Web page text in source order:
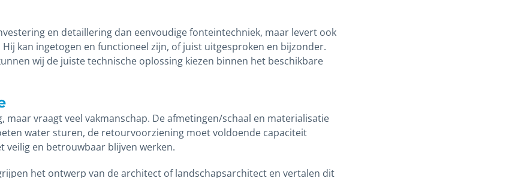
en detaillering dan eenvoudige fonteintechniek, maar levert ook
kan ingetogen en functioneel zijn, of juist uitgesproken en bijzonder.
wij de juiste technische oplossing kiezen binnen het beschikbare
maar vraagt veel vakmanschap. De afmetingen/schaal en materialisatie
water sturen, de retourvoorziening moet voldoende capaciteit
veilig en betrouwbaar blijven werken.
het ontwerp van de architect of landschapsarchitect en vertalen dit